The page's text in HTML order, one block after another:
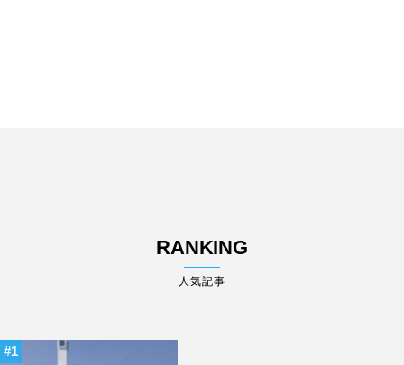
RANKING
人気記事
1